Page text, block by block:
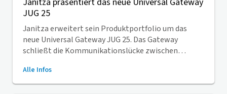
JUG 25
Janitza erweitert sein Produktportfolio um das
neue Universal Gateway JUG 25. Das Gateway
schließt die Kommunikationslücke zwischen
Messgeräte einfache in ihre IoT-Systeme.
Alle Infos